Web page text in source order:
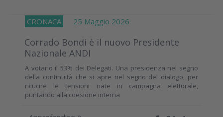
CRONACA 25 Maggio 2026
Corrado Bondi è il nuovo Presidente
Nazionale ANDI
A votarlo il 53% dei Delegati. Una presidenza nel segno
della continuità che si apre nel segno del dialogo, per
ricucire le tensioni nate in campagna elettorale,
puntando alla coesione interna